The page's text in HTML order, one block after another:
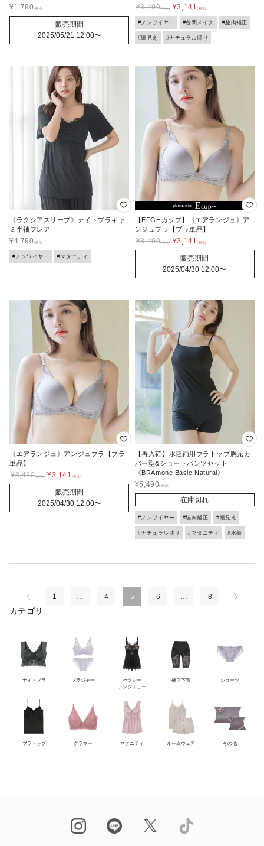
¥1,790
販売期間
2025/05/21 12:00〜
¥3,490 ¥3,141
#ノンワイヤー #谷間メイク #脇肉補正
#細見え #ナチュラル盛り
《ラクシアスリープ》ナイトブラキャ
ミ半袖フレア
¥4,790
#ノンワイヤー #マタニティ
【EFGHカップ】《エアランジュ》ア
ンジュブラ【ブラ単品】
¥3,490 ¥3,141
販売期間
2025/04/30 12:00〜
《エアランジュ》アンジュブラ【ブラ
単品】
¥3,490 ¥3,141
販売期間
2025/04/30 12:00〜
【再入荷】水陸両用ブラトップ胸元カ
バー型&ショートパンツセット
《BRAmone Basic Natural》
¥5,490
在庫切れ
#ノンワイヤー #脇肉補正 #細見え
#ナチュラル盛り #マタニティ #水着
1 4 5 6 8
カテゴリ
ナイトブラ ブラジャー
セクシー
ランジェリー
補正下着 ショーツ
ブラトップ グラマー マタニティ ルームウェア その他